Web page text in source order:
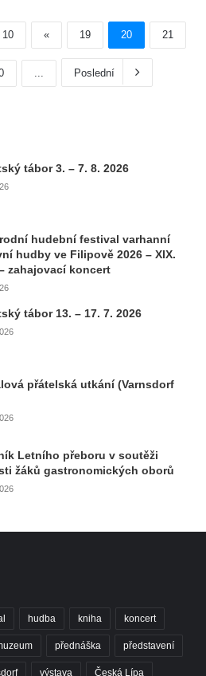
10 « 19 20 21
Poslední
tábor 3. – 7. 8. 2026
hudební festival varhanní
hudby ve Filipově 2026 – XIX.
zahajovací koncert
tábor 13. – 17. 7. 2026
přátelská utkání (Varnsdorf
Letního přeboru v soutěži
žáků gastronomických oborů
hudba kniha koncert
přednáška představení
výstava Česká Lípa